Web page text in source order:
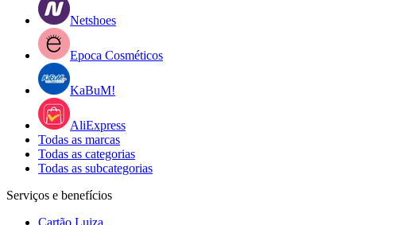
Netshoes
Epoca Cosméticos
KaBuM!
AliExpress
Todas as marcas
Todas as categorias
Todas as subcategorias
Serviços e benefícios
Cartão Luiza